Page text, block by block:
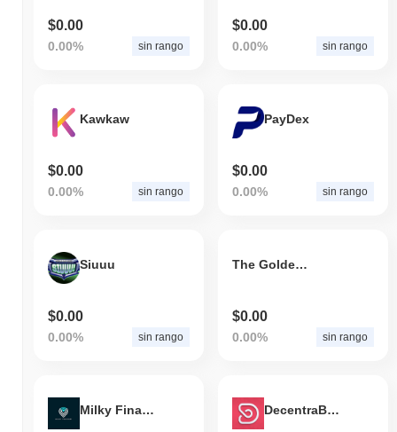
$0.00
0.00% sin rango
$0.00
0.00% sin rango
Kawkaw
$0.00
0.00% sin rango
PayDex
$0.00
0.00% sin rango
Siuuu
$0.00
0.00% sin rango
The Golden Dog
$0.00
0.00% sin rango
Milky Finance DecentraBNB